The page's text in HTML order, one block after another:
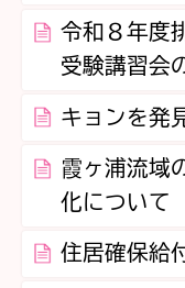
令和８年度
受験講習会
キョンを発
霞ヶ浦流域
化について
住居確保給